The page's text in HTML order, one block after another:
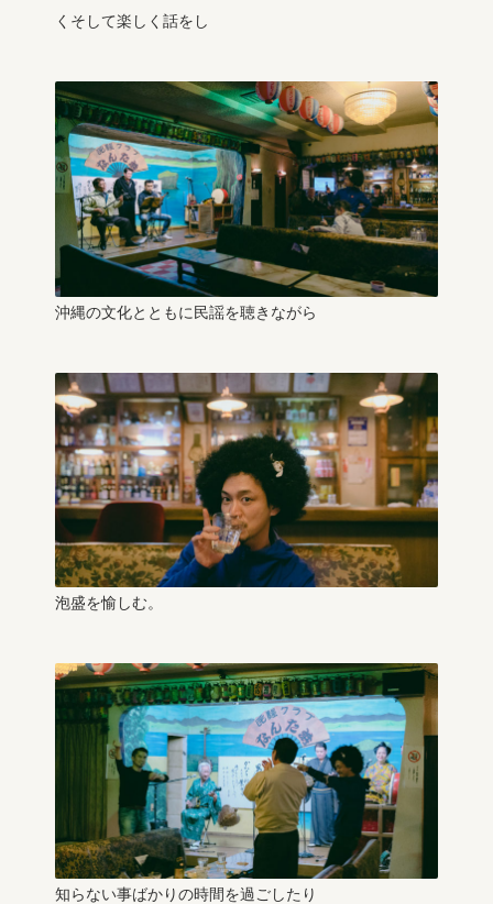
くそして楽しく話をし
沖縄の文化とともに民謡を聴きながら
泡盛を愉しむ。
知らない事ばかりの時間を過ごしたり